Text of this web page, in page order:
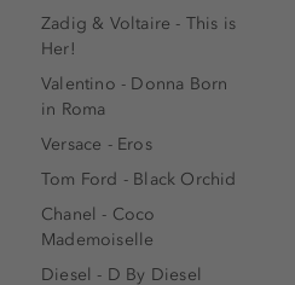
Zadig & Voltaire - This is
Her!
Valentino - Donna Born
in Roma
Versace - Eros
Tom Ford - Black Orchid
Chanel - Coco
Mademoiselle
Diesel - D By Diesel